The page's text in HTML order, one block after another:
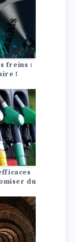
freins :
!
du
du